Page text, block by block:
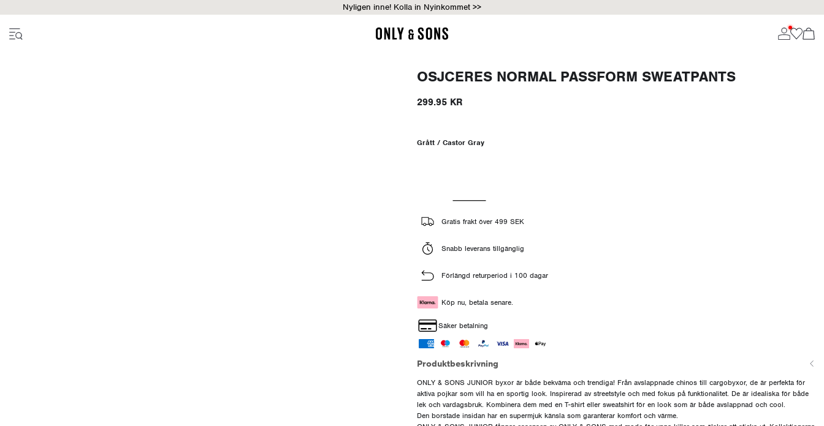
Nyligen inne! Kolla in Nyinkommet >>
OSJCERES NORMAL PASSFORM SWEATPANTS
299.95 KR
Grått / Castor Gray
Gratis frakt över 499 SEK
Snabb leverans tillgänglig
Förlängd returperiod i 100 dagar
Köp nu, betala senare.
Säker betalning
Produktbeskrivning
ONLY & SONS JUNIOR byxor är både bekväma och trendiga! Från avslappnade chinos till cargobyxor, de är perfekta för
aktiva pojkar som vill ha en sportig look. Inspirerad av streetstyle och med fokus på funktionalitet. De är idealiska för både
lek och vardagsbruk. Kombinera dem med en T-shirt eller sweatshirt för en look som är både avslappnad och cool.
Den borstade insidan har en supermjuk känsla som garanterar komfort och värme.